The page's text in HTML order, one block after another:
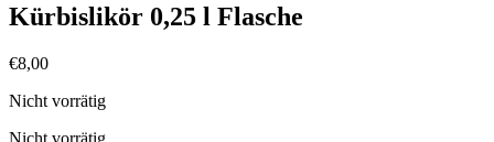
Kürbislikör 0,25 l Flasche
€8,00
Nicht vorrätig
Nicht vorrätig